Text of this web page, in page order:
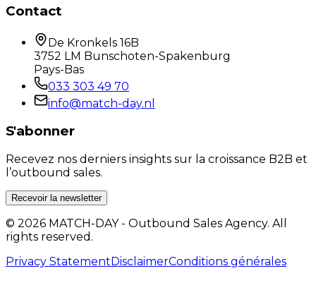
Contact
De Kronkels 16B
3752 LM Bunschoten-Spakenburg
Pays-Bas
033 303 49 70
info@match-day.nl
S'abonner
Recevez nos derniers insights sur la croissance B2B et
l’outbound sales.
Recevoir la newsletter
© 2026 MATCH-DAY - Outbound Sales Agency. All
rights reserved.
Privacy StatementDisclaimerConditions générales